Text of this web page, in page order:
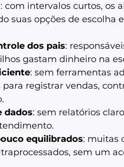
: com intervalos curtos, os
suas opções de escolha
dos pais:
gastam dinheiro na
: sem ferramentas
registrar vendas,
dados: sem relatórios
equilibrados: muitas
sem um